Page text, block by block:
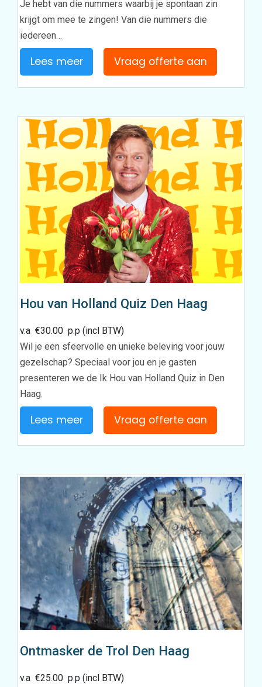
Je hebt van die nummers waarbij je spontaan zin
krijgt om mee te zingen! Van die nummers die
iedereen…
Lees meer Vraag offerte aan
Hou van Holland Quiz Den Haag
v.a€30.00 p.p (incl BTW)
Wil je een sfeervolle en unieke beleving voor jouw
gezelschap? Speciaal voor jou en je gasten
presenteren we de Ik Hou van Holland Quiz in Den
Haag.
Lees meer Vraag offerte aan
Ontmasker de Trol Den Haag
v.a€25.00 p.p (incl BTW)